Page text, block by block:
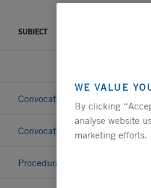
SUBIECT
Convocator
Convocator completat
Procedura AGA
WE VALUE
By clicking
analyse website
marketing